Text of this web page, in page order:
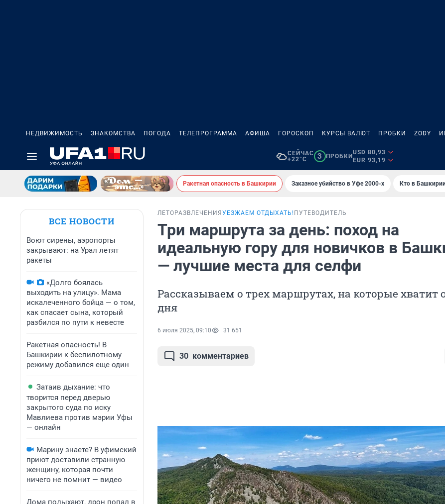
НЕДВИЖИМОСТЬ ЗНАКОМСТВА ПОГОДА ТЕЛЕПРОГРАММА АФИША ГОРОСКОП КУРСЫ ВАЛЮТ ПРОБКИ ZODY
СЕЙЧАС
+22°C
3 ПРОБКИ
USD 80,93
EUR 93,19
Ракетная опасность в Башкирии Заказное убийство в Уфе 2000-х Кто в
ВСЕ НОВОСТИ
Воют сирены, аэропорты
закрывают: на Урал летят
ракеты
«Долго боялась
выходить на улицу». Мама
искалеченного бойца — о том,
как спасает сына, который
разбился по пути к невесте
Ракетная опасность! В
Башкирии к беспилотному
режиму добавился еще один
Затаив дыхание: что
творится перед дверью
закрытого суда по иску
Мавлиева против мэрии Уфы
— онлайн
Марину знаете? В уфимский
приют доставили странную
женщину, которая почти
ничего не помнит — видео
Дома полыхают, дрон попал в
ЛЕТО РАЗВЛЕЧЕНИЯ УЕЗЖАЕМ ОТДЫХАТЬ! ПУТЕВОДИТЕЛЬ
Три маршрута за день: поход на
идеальную гору для новичков в
— лучшие места для селфи
Рассказываем о трех маршрутах, на которые хватит
дня
6 июля 2025, 09:10 31 651
30 комментариев